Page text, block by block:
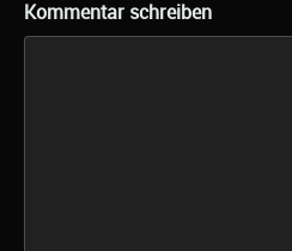
Kommentar schreiben